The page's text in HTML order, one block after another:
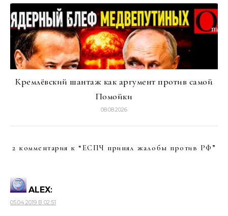
Кремлёвский шантаж как аргумент против самой
Помойки
08.08.2026
2 комментария к “ ЕСПЧ принял жалобы против РФ ”
ALEX:
05.04.2019 В 02:51